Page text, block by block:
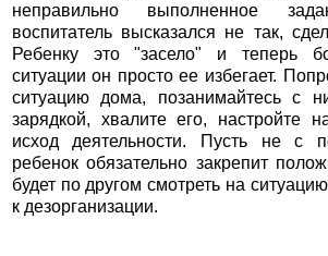
неправильно выполненное
воспитатель высказался не так,
Ребенку это "засело" и теперь
ситуации он просто ее избегает.
ситуацию дома, позанимайтесь с
зарядкой, хвалите его, настройте
исход деятельности. Пусть не с
ребенок обязательно закрепит
будет по другом смотреть на
к дезорганизации.